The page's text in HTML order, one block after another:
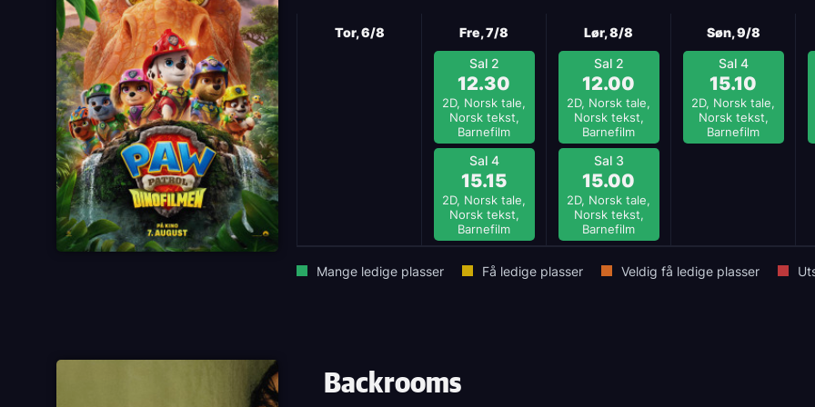
Tor, 6/8
Fre, 7/8
Sal 2
12.30
2D, Norsk tale,
Norsk tekst,
Barnefilm
Sal 4
15.15
2D, Norsk tale,
Norsk tekst,
Barnefilm
Lør, 8/8
Sal 2
12.00
2D, Norsk tale,
Norsk tekst,
Barnefilm
Sal 3
15.00
2D, Norsk tale,
Norsk tekst,
Barnefilm
Søn, 9/8
Sal 4
15.10
2D, Norsk tale,
Norsk tekst,
Barnefilm
Mange ledige plasser Få ledige plasser Veldig få ledige plasser
Backrooms